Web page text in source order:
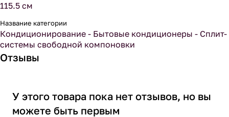
115.5 см
Название категории
Кондиционирование - Бытовые кондиционеры - Сплит-
системы свободной компоновки
Отзывы
У этого товара пока нет отзывов, но вы
можете быть первым